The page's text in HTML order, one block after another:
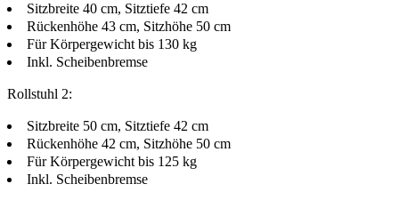
Sitzbreite 40 cm, Sitztiefe 42 cm
Rückenhöhe 43 cm, Sitzhöhe 50 cm
Für Körpergewicht bis 130 kg
Inkl. Scheibenbremse
Rollstuhl 2:
Sitzbreite 50 cm, Sitztiefe 42 cm
Rückenhöhe 42 cm, Sitzhöhe 50 cm
Für Körpergewicht bis 125 kg
Inkl. Scheibenbremse